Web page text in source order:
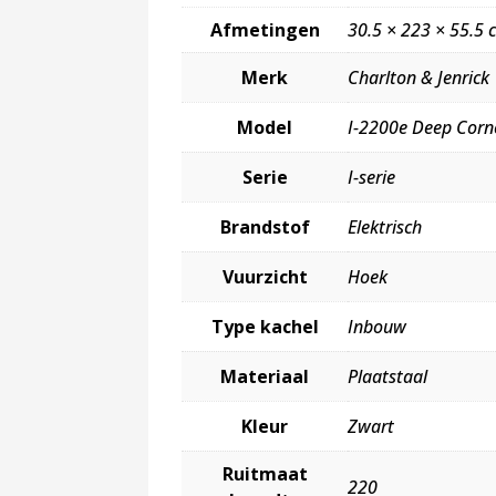
Afmetingen
30.5 × 223 × 55.5
Merk
Charlton & Jenrick
Model I-2200e Deep
Serie I-serie
Brandstof Elektrisch
Vuurzicht Hoek
Type kachel Inbouw
Materiaal Plaatstaal
Kleur
Zwart
Ruitmaat
220